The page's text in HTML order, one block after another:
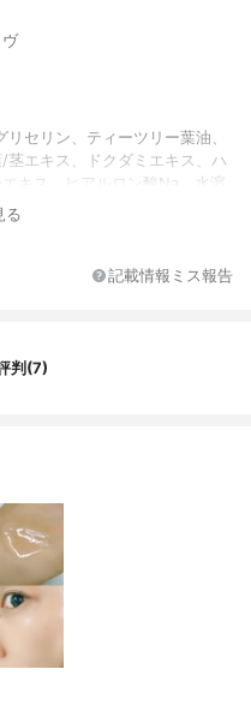
リセリン、ティーツリー葉油、
茎エキス、ドクダミエキス、ハ
エキス、ヒアルロン酸Na、水溶
ン、セラミドNP、プラセンタエ
水酸化Ｋ、フェノキシエタノー
精油の香り
る
記載情報ミス報告
判(7)